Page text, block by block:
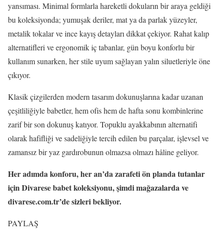
yansıması. Minimal formlarla hareketli dokuların bir araya geldiği
bu koleksiyonda; yumuşak deriler, mat ya da parlak yüzeyler,
metalik tokalar ve ince kayış detayları dikkat çekiyor. Rahat kalıp
alternatifleri ve ergonomik iç tabanlar, gün boyu konforlu bir
kullanım sunarken, her stile uyum sağlayan yalın siluetleriyle öne
çıkıyor.
Klasik çizgilerden modern tasarım dokunuşlarına kadar uzanan
çeşitliliğiyle babetler, hem ofis hem de hafta sonu kombinlerine
zarif bir son dokunuş katıyor. Topuklu ayakkabının alternatifi
olarak hafifliği ve sadeliğiyle tercih edilen bu parçalar, işlevsel ve
zamansız bir yaz gardırobunun olmazsa olmazı hâline geliyor.
Her adımda konforu, her an’da zarafeti ön planda tutanlar
için Divarese babet koleksiyonu, şimdi mağazalarda ve
divarese.com.tr’de sizleri bekliyor.
PAYLAŞ